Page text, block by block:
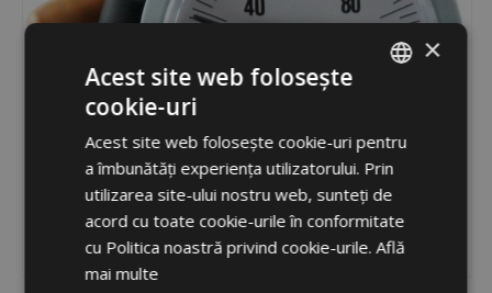
ENGLISH
×
Acest site web folosește
cookie-uri
Acest site web folosește cookie-uri pentru
a îmbunătăți experiența utilizatorului. Prin
utilizarea site-ului nostru web, sunteți de
acord cu toate cookie-urile în conformitate
cu Politica noastră privind cookie-urile. Află
mai multe